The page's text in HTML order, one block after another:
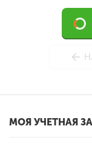
МОЯ УЧЕТНАЯ